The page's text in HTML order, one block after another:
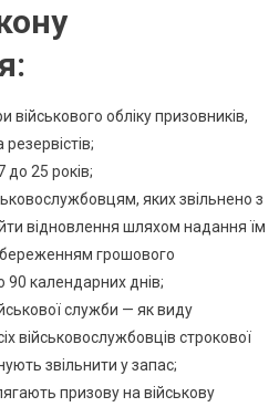
обліку призовників,
до 25 років;
яких звільнено з
відновлення шляхом надання їм
грошового
90 календарних днів;
служби — як виду
військовослужбовців строкової
звільнити у запас;
призову на військову